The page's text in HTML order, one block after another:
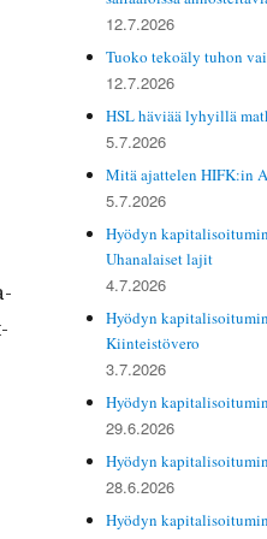
12.7.2026
Tuoko tekoäly tuhon
12.7.2026
HSL häviää lyhyillä
5.7.2026
Mitä ajattelen HIFK:in
5.7.2026
Hyödyn
Uhanalaiset lajit
4.7.2026
Hyödyn
Kiinteistövero
3.7.2026
Hyödyn
29.6.2026
Hyödyn
28.6.2026
Hyödyn